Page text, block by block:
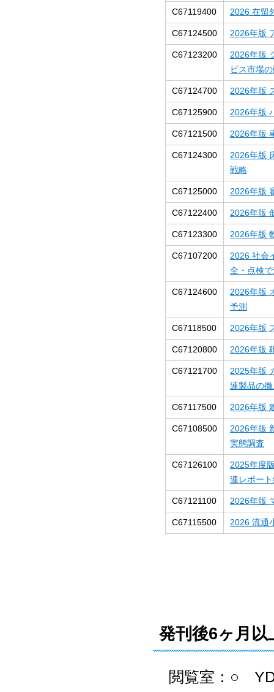
C67119400 2026 在留
C67124500 2026年版
C67123200
2026年版
ビス市場
C67124700 2026年版
C67125900 2026年版
C67121500 2026年版
C67124300
2026年版
戦略
C67125000 2026年版
C67122400 2026年版
C67123300 2026年版
C67107200
2026 社会
全・点検
C67124600
2026年版
予測
C67118500 2026年版
C67120800 2026年版
C67121700
2025年版
連製品の
C67117500 2026年版
C67108500
2026年版
実態調査
C67126100
2025年度
連レポー
C67121100 2026年版
C67115500 2026 流通
発刊後6ヶ月以
閲覧室： ○